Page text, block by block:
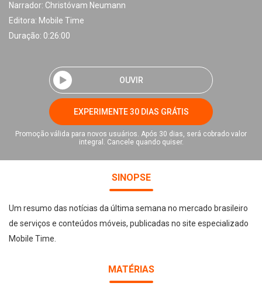
Narrador: Christóvam Neumann
Editora: Mobile Time
Duração: 0:26:00
OUVIR
EXPERIMENTE 30 DIAS GRÁTIS
Promoção válida para novos usuários. Após 30 dias, será cobrado valor
integral. Cancele quando quiser.
SINOPSE
Um resumo das notícias da última semana no mercado brasileiro
de serviços e conteúdos móveis, publicadas no site especializado
Mobile Time.
MATÉRIAS